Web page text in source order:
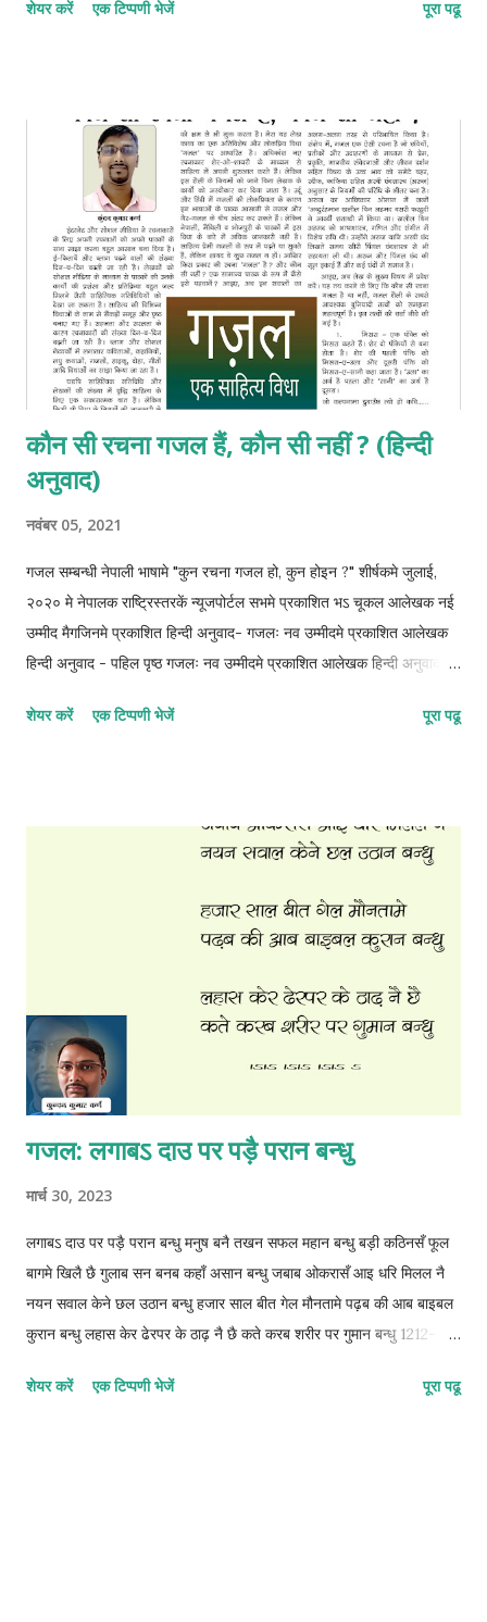
फाइलुन–मुस्तफइलुन–फाइलातुन © कुन्दन कुमार कर्ण
शेयर करें एक टिप्पणी भेजें पूरा पढू
कौन सी रचना गजल हैं, कौन सी नहीं ? (हिन्दी
अनुवाद)
नवंबर 05, 2021
गजल सम्बन्धी नेपाली भाषामे "कुन रचना गजल हो, कुन होइन ?" शीर्षकमे जुलाई,
२०२० मे नेपालक राष्ट्रिस्तरकें न्यूजपोर्टल सभमे प्रकाशित भऽ चूकल आलेखक नई
उम्मीद मैगजिनमे प्रकाशित हिन्दी अनुवाद- गजलः नव उम्मीदमे प्रकाशित आलेखक
हिन्दी अनुवाद - पहिल पृष्ठ गजलः नव उम्मीदमे प्रकाशित आलेखक हिन्दी अनुवाद -
शेयर करें एक टिप्पणी भेजें पूरा पढू
गजल: लगाबऽ दाउ पर पड़ै परान बन्धु
मार्च 30, 2023
लगाबऽ दाउ पर पड़ै परान बन्धु मनुष बनै तखन सफल महान बन्धु बड़ी कठिनसँ फूल
बागमे खिलै छै गुलाब सन बनब कहाँ असान बन्धु जबाब ओकरासँ आइ धरि मिलल नै
नयन सवाल केने छल उठान बन्धु हजार साल बीत गेल मौनतामे पढ़ब की आब बाइबल
कुरान बन्धु लहास केर ढेरपर के ठाढ़ नै छै कते करब शरीर पर गुमान बन्धु 1212-
शेयर करें एक टिप्पणी भेजें पूरा पढू